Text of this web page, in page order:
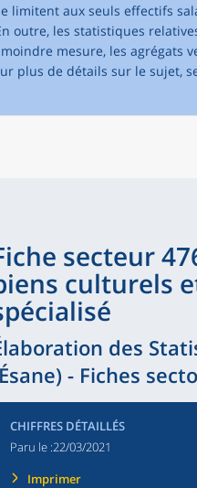
limitent aux seuls effectifs
outre, les statistiques
mesure, les agrégats
plus de détails sur le sujet,
secteur
culturels
des
- Fiches
CHIFFRES DÉTAILLÉS
Paru le :22/03/2021
Imprimer